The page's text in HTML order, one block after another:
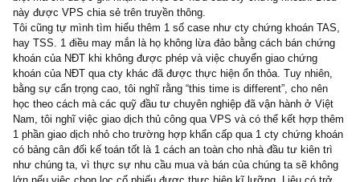
hoàn toàn khả thi.
3. Trong câu trả lời của S.A.F.E đã có 1 lỗ hổng, đúng là VPS sẽ
lý chứng khoán của chúng ta nhưng là qua 1 tài khoản lưu ký
cty chứng khoán. Không được định danh theo từng khách hàng
biệt mà chỉ được ghi nhận là việc sở hữu của cty chứng khoán.
này được VPS chia sẻ trên truyền thông.
Tôi cũng tự mình tìm hiểu thêm 1 số case như cty chứng khoán
hay TSS. 1 điều may mắn là họ không lừa đảo bằng cách bán
khoán của NĐT khi không được phép và việc chuyển giao chứng
khoán của NĐT qua cty khác đã được thực hiện ổn thỏa. Tuy
bằng sự cẩn trọng cao, tôi nghĩ rằng “this time is different”, cho